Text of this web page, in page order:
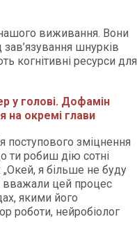
виживання. Вони
шнурків
когнітивні ресурси для
у голові. Дофамін
на окремі глави
поступового зміцнення
ти робиш дію сотні
я більше не буду
вважали цей процес
якими його
роботи, нейробіолог